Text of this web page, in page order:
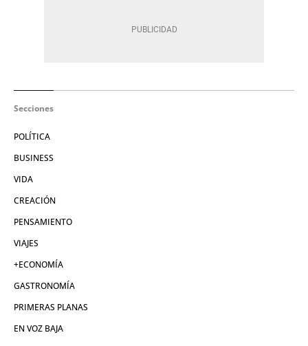
Secciones
POLÍTICA
BUSINESS
VIDA
CREACIÓN
PENSAMIENTO
VIAJES
+ECONOMÍA
GASTRONOMÍA
PRIMERAS PLANAS
EN VOZ BAJA